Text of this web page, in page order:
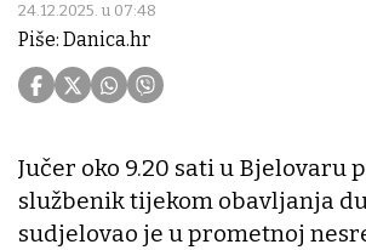
24.12.2025. u 07:48
Piše: Danica.hr
Jučer oko 9.20 sati u Bjelovaru
službenik tijekom obavljanja
sudjelovao je u prometnoj